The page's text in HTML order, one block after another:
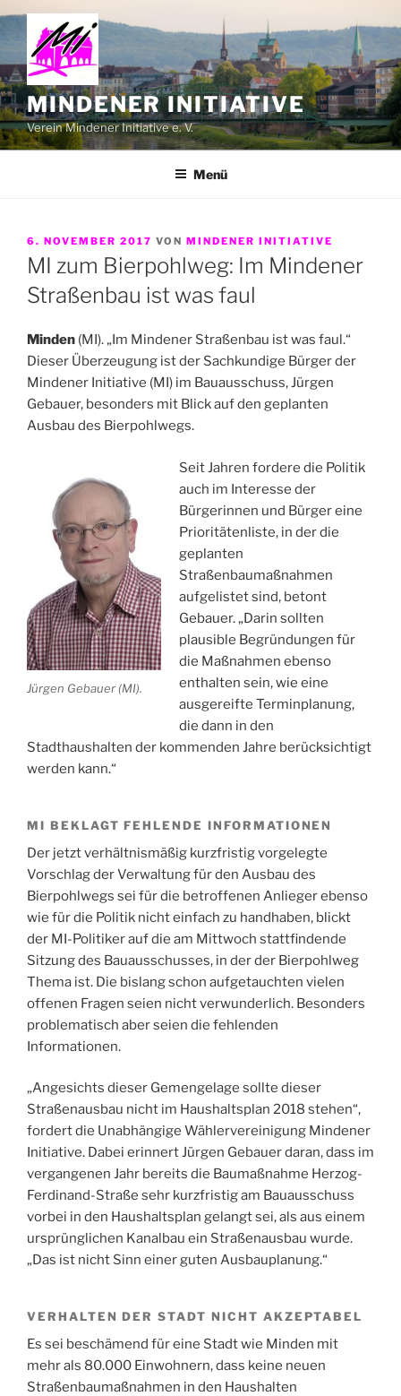
Zum
springen
MINDENER INITIATIVE
Verein Mindener Initiative e. V.
Menü
VERÖFFENTLICHT
AM
6. NOVEMBER 2017 VON MINDENER INITIATIVE
MI zum Bierpohlweg: Im Mindener
Straßenbau ist was faul
Minden (MI). „Im Mindener Straßenbau ist was faul.“
Dieser Überzeugung ist der Sachkundige Bürger der
Mindener Initiative (MI) im Bauausschuss, Jürgen
Gebauer, besonders mit Blick auf den geplanten
Ausbau des Bierpohlwegs.
Jürgen Gebauer (MI).
Seit Jahren fordere die Politik
auch im Interesse der
Bürgerinnen und Bürger eine
Prioritätenliste, in der die
geplanten
Straßenbaumaßnahmen
aufgelistet sind, betont
Gebauer. „Darin sollten
plausible Begründungen für
die Maßnahmen ebenso
enthalten sein, wie eine
ausgereifte Terminplanung,
die dann in den
Stadthaushalten der kommenden Jahre berücksichtigt
werden kann.“
MI BEKLAGT FEHLENDE INFORMATIONEN
Der jetzt verhältnismäßig kurzfristig vorgelegte
Vorschlag der Verwaltung für den Ausbau des
Bierpohlwegs sei für die betroffenen Anlieger ebenso
wie für die Politik nicht einfach zu handhaben, blickt
der MI-Politiker auf die am Mittwoch stattfindende
Sitzung des Bauausschusses, in der der Bierpohlweg
Thema ist. Die bislang schon aufgetauchten vielen
offenen Fragen seien nicht verwunderlich. Besonders
problematisch aber seien die fehlenden
Informationen.
„Angesichts dieser Gemengelage sollte dieser
Straßenausbau nicht im Haushaltsplan 2018 stehen“,
fordert die Unabhängige Wählervereinigung Mindener
Initiative. Dabei erinnert Jürgen Gebauer daran, dass im
vergangenen Jahr bereits die Baumaßnahme Herzog-
Ferdinand-Straße sehr kurzfristig am Bauausschuss
vorbei in den Haushaltsplan gelangt sei, als aus einem
ursprünglichen Kanalbau ein Straßenausbau wurde.
„Das ist nicht Sinn einer guten Ausbauplanung.“
VERHALTEN DER STADT NICHT AKZEPTABEL
Es sei beschämend für eine Stadt wie Minden mit
mehr als 80.000 Einwohnern, dass keine neuen
Straßenbaumaßnahmen in den Haushalten